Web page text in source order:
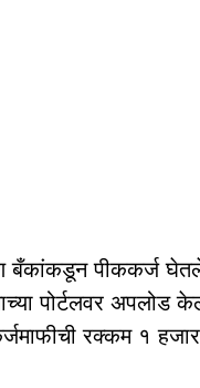
बँकांकडून पीककर्ज
पोर्टलवर
रक्कम १